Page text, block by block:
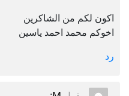
اكون لكم من الشاكرين
اخوكم محمد احمد ياسين
رد